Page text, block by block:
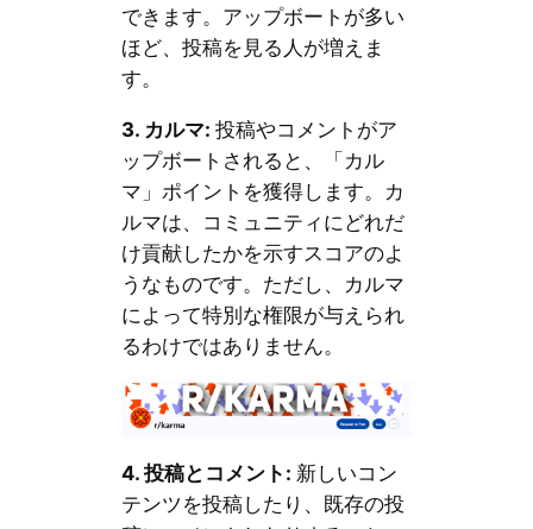
できます。アップボートが多い
ほど、投稿を見る人が増えま
す。
3. カルマ: 投稿やコメントがア
ップボートされると、「カル
マ」ポイントを獲得します。カ
ルマは、コミュニティにどれだ
け貢献したかを示すスコアのよ
うなものです。ただし、カルマ
によって特別な権限が与えられ
るわけではありません。
4. 投稿とコメント : 新しいコン
テンツを投稿したり、既存の投